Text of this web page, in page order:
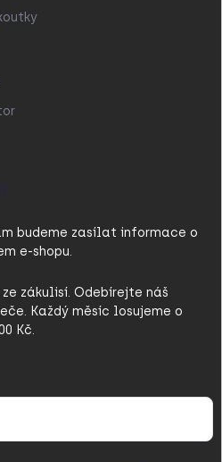
budeme zasílat informace o
e-shopu.
zákulisí. Odebírejte náš
Každý měsíc losujeme o
Kč.